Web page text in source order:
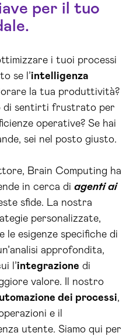
per il tuo
i tuoi processi
se l’intelligenza
la tua produttività?
di sentirti frustrato per
operative? Se hai
sei nel posto giusto.
Brain Computing ha
in cerca di agenti ai
sfide. La nostra
personalizzate,
esigenze specifiche di
approfondita,
l’integrazione di
valore. Il nostro
dei processi,
e il
utente. Siamo qui per